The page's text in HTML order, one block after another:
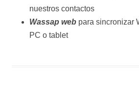
nuestros contactos
Wassap web para sincronizar
PC o tablet